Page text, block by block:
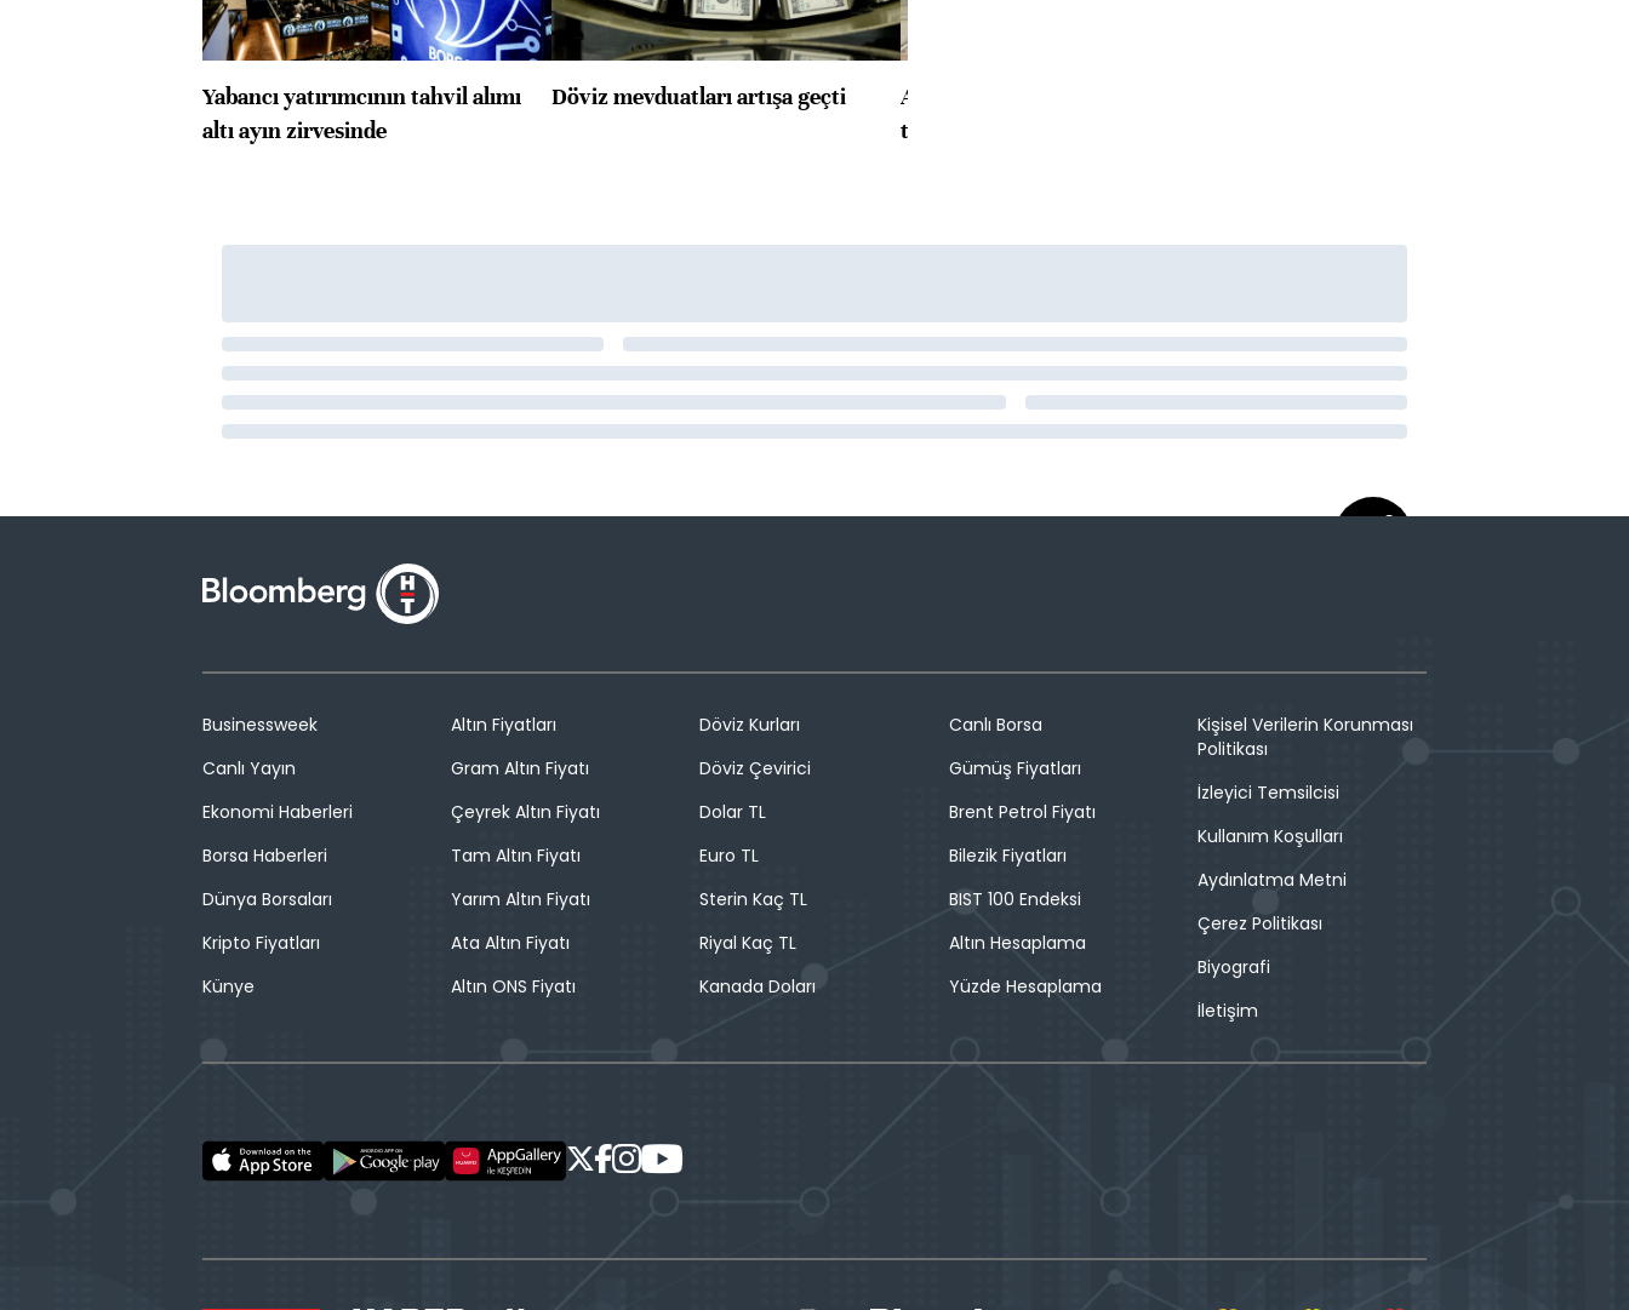
Yabancı yatırımcının tahvil alımı
altı ayın zirvesinde
Döviz mevduatları artışa geçti
ABD'de konut başlangıçları
toparlandı
Businessweek
Canlı Yayın
Ekonomi Haberleri
Borsa Haberleri
Dünya Borsaları
Kripto Fiyatları
Künye
Altın Fiyatları
Gram Altın Fiyatı
Çeyrek Altın Fiyatı
Tam Altın Fiyatı
Yarım Altın Fiyatı
Ata Altın Fiyatı
Altın ONS Fiyatı
Döviz Kurları
Döviz Çevirici
Dolar TL
Euro TL
Sterin Kaç TL
Riyal Kaç TL
Kanada Doları
Canlı Borsa
Gümüş Fiyatları
Brent Petrol Fiyatı
Bilezik Fiyatları
BIST 100 Endeksi
Altın Hesaplama
Yüzde Hesaplama
Kişisel Verilerin Korunması
Politikası
İzleyici Temsilcisi
Kullanım Koşulları
Aydınlatma Metni
Çerez Politikası
Biyografi
İletişim